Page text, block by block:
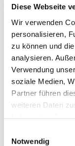
Diese Webseite
Wir verwenden
personalisieren,
zu können und
analysieren.
Verwendung
soziale Medien,
Partner führen
weiteren Daten
Notwendig